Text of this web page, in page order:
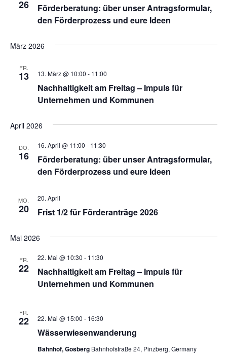
26
Förderberatung: über unser Antragsformular,
den Förderprozess und eure Ideen
März 2026
FR.
13
Nachhaltigkeit am Freitag – Impuls für
Unternehmen und Kommunen
13. März @ 10:00 - 11:00
April 2026
DO.
16
Förderberatung: über unser Antragsformular,
den Förderprozess und eure Ideen
16. April @ 11:00 - 11:30
MO.
20 Frist 1/2 für Förderanträge 2026
20. April
Mai 2026
FR.
22
Nachhaltigkeit am Freitag – Impuls für
Unternehmen und Kommunen
22. Mai @ 10:30 - 11:30
FR.
22
Wässerwiesenwanderung
22. Mai @ 15:00 - 16:30
Bahnhof, Gosberg Bahnhofstraße 24, Pinzberg, Germany